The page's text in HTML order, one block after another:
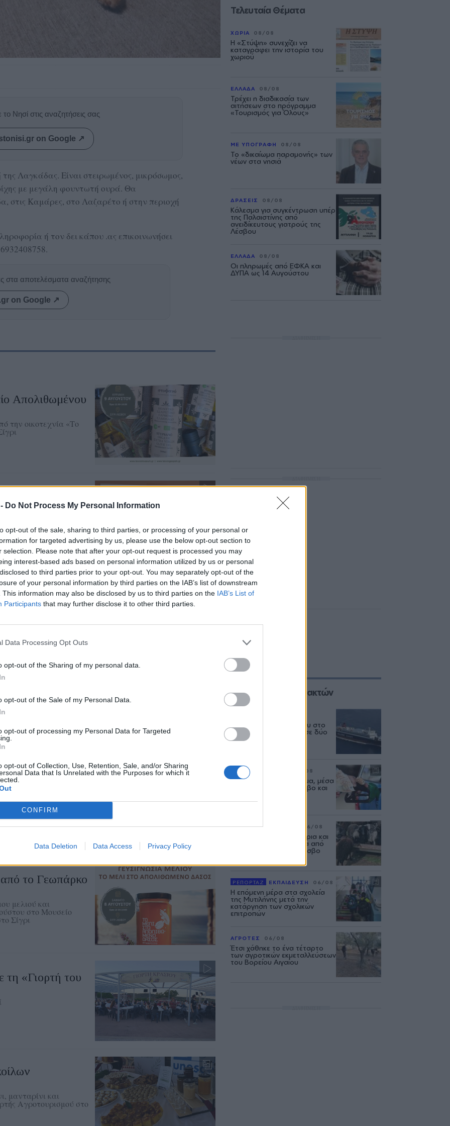
Do Not Process My Personal Information
opt-out of the sale, sharing to third parties, or processing of your personal or
for targeted advertising by us, please use the below opt-out section to
selection. Please note that after your opt-out request is processed you may
interest-based ads based on personal information utilized by us or personal
to third parties prior to your opt-out. You may separately opt-out of the
of your personal information by third parties on the IAB’s list of downstream
This information may also be disclosed by us to third parties on the IAB’s List of
Participants that may further disclose it to other third parties.
Data Processing Opt Outs
opt-out of the Sharing of my personal data.
opt-out of the Sale of my Personal Data.
opt-out of processing my Personal Data for Targeted
opt-out of Collection, Use, Retention, Sale, and/or Sharing
Data that Is Unrelated with the Purposes for which it
CONFIRM
Data Deletion Data Access Privacy Policy
Νησί στις αναζητήσεις σας
on Google ↗
Λαγκάδας. Είναι στειρωμένος, μικρόσωμος,
με μεγάλη φουντωτή ουρά. Θα
στις Καμάρες, στο Λαζαρέτο ή στην περιοχή
ή τον δει κάπου .ας επικοινωνήσει
στα αποτελέσματα αναζήτησης
on Google ↗
Απολιθωμένου
την οικοτεχνία «Το
του σήμερα
Σύλλογο Μυτιλήνης
η
για τον πόλεμο
στη γιορτή
Taste Lesvos με
της Λέσβου
στον Κόλπο
συγκροτήματα
στα Πηγαδάκια
το Γεωπάρκο
μελιού και
στο Μουσείο
Σίγρι
«Γιορτή του
μανταρίνι και
Αγροτουρισμού στο
Τελευταία Θέματα
ΧΩΡΙΑ 08/08
Η «Στύψη» συνεχίζει να
καταγράφει την ιστορία του
χωριού
ΕΛΛΑΔΑ 08/08
Τρέχει η διαδικασία των
αιτήσεων στο πρόγραμμα
«Τουρισμός για Όλους»
ΜΕ ΥΠΟΓΡΑΦΗ 08/08
Το «δικαίωμα παραμονής» των
νέων στα νησιά
ΔΡΑΣΕΙΣ 08/08
Κάλεσμα για συγκέντρωση υπέρ
της Παλαιστίνης από
ανειδίκευτους γιατρούς της
Λέσβου
ΕΛΛΑΔΑ 08/08
Οι πληρωμές από ΕΦΚΑ και
ΔΥΠΑ ως 14 Αυγούστου
Επιλογές των Συντακτών
Δεύτερη εμπλοκή κάβου στο
«Νήσος Ρόδος» μέσα σε δύο
μήνες
ΡΕΠΟΡΤΑΖ 07/08
Φωτιά πήραν τα καυσιμα, μέσα
στον Αύγουστο σε Λέσβο και
ΡΕΠΟΡΤΑΖ 06/08
Ανασταίνονται... μοσχάρια και
πρόβατα κάνουν βόλτα από
στάνη σε στάνη στη Λέσβο
ΡΕΠΟΡΤΑΖ ΕΚΠΑΙΔΕΥΣΗ 06/08
Η επόμενη μέρα στα σχολεία
της Μυτιλήνης μετά την
κατάργηση των σχολικών
επιτροπών
ΑΓΡΟΤΕΣ 06/08
Έτσι χάθηκε το ένα τέταρτο
των αγροτικών εκμεταλλεύσεων
του Βορείου Αιγαίου